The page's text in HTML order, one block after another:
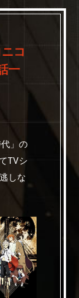
コ
一
」の
TVシ
しな